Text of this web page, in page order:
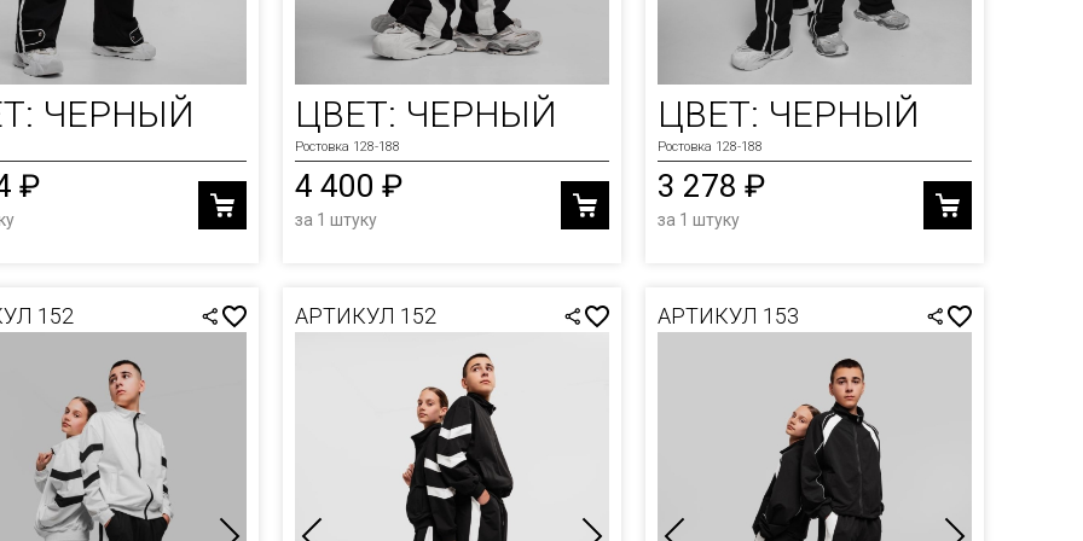
ЧЕРНЫЙ
₽
ЦВЕТ: ЧЕРНЫЙ
Ростовка 128-188
4 400 ₽
за 1 штуку
ЦВЕТ: ЧЕРНЫЙ
Ростовка 128-188
3 278 ₽
за 1 штуку
152 АРТИКУЛ 152 АРТИКУЛ 153